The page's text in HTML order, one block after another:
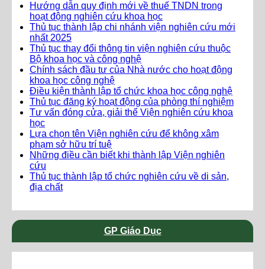
Hướng dẫn quy định mới về thuế TNDN trong
hoạt động nghiên cứu khoa học
Thủ tục thành lập chi nhánh viện nghiên cứu mới
nhất 2025
Thủ tục thay đổi thông tin viện nghiên cứu thuộc
Bộ khoa học và công nghệ
Chính sách đầu tư của Nhà nước cho hoạt động
khoa học công nghệ
Điều kiện thành lập tổ chức khoa học công nghệ
Thủ tục đăng ký hoạt động của phòng thí nghiệm
Tư vấn đóng cửa, giải thể Viện nghiên cứu khoa
học
Lựa chọn tên Viện nghiên cứu để không xâm
phạm sở hữu trí tuệ
Những điều cần biết khi thành lập Viện nghiên
cứu
Thủ tục thành lập tổ chức nghiên cứu về di sản,
địa chất
GP Giáo Dục